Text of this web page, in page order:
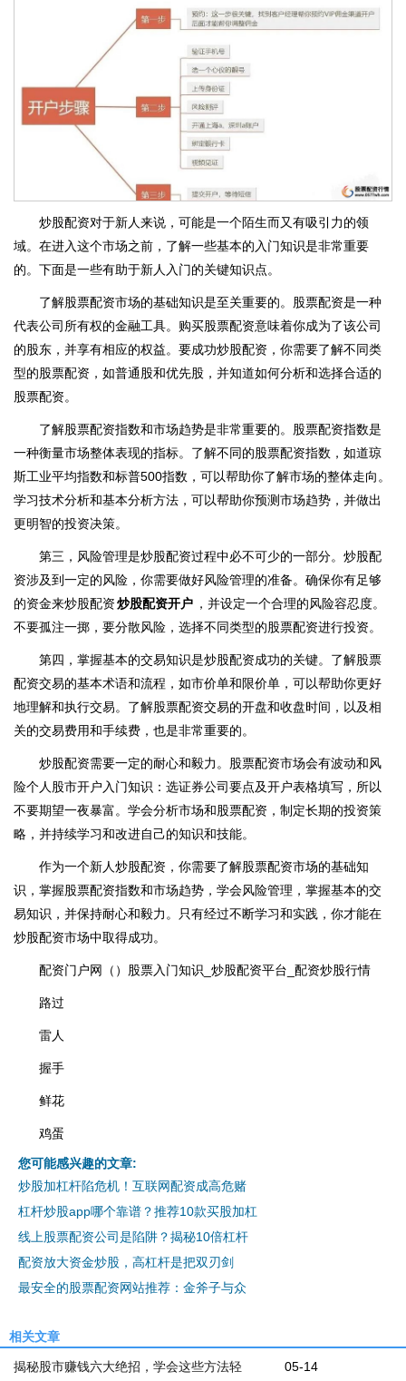
炒股配资对于新人来说，可能是一个陌生而又有吸引力的领
域。在进入这个市场之前，了解一些基本的入门知识是非常重要
的。下面是一些有助于新人入门的关键知识点。
了解股票配资市场的基础知识是至关重要的。股票配资是一种
代表公司所有权的金融工具。购买股票配资意味着你成为了该公司
的股东，并享有相应的权益。要成功炒股配资，你需要了解不同类
型的股票配资，如普通股和优先股，并知道如何分析和选择合适的
股票配资。
了解股票配资指数和市场趋势是非常重要的。股票配资指数是
一种衡量市场整体表现的指标。了解不同的股票配资指数，如道琼
斯工业平均指数和标普500指数，可以帮助你了解市场的整体走向。
学习技术分析和基本分析方法，可以帮助你预测市场趋势，并做出
更明智的投资决策。
第三，风险管理是炒股配资过程中必不可少的一部分。炒股配
资涉及到一定的风险，你需要做好风险管理的准备。确保你有足够
的资金来炒股配资炒股配资开户 ，并设定一个合理的风险容忍度。
不要孤注一掷，要分散风险，选择不同类型的股票配资进行投资。
第四，掌握基本的交易知识是炒股配资成功的关键。了解股票
配资交易的基本术语和流程，如市价单和限价单，可以帮助你更好
地理解和执行交易。了解股票配资交易的开盘和收盘时间，以及相
关的交易费用和手续费，也是非常重要的。
炒股配资需要一定的耐心和毅力。股票配资市场会有波动和风
险个人股市开户入门知识：选证券公司要点及开户表格填写，所以
不要期望一夜暴富。学会分析市场和股票配资，制定长期的投资策
略，并持续学习和改进自己的知识和技能。
作为一个新人炒股配资，你需要了解股票配资市场的基础知
识，掌握股票配资指数和市场趋势，学会风险管理，掌握基本的交
易知识，并保持耐心和毅力。只有经过不断学习和实践，你才能在
炒股配资市场中取得成功。
配资门户网（）股票入门知识_炒股配资平台_配资炒股行情
路过
雷人
握手
鲜花
鸡蛋
您可能感兴趣的文章:
炒股加杠杆陷危机！互联网配资成高危赌
杠杆炒股app哪个靠谱？推荐10款买股加杠
线上股票配资公司是陷阱？揭秘10倍杠杆
配资放大资金炒股，高杠杆是把双刃剑
最安全的股票配资网站推荐：金斧子与众
相关文章
05-14
揭秘股市赚钱六大绝招，学会这些方法轻